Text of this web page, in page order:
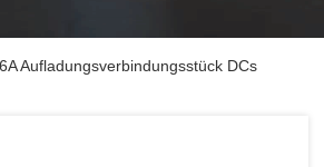
Aufladungsverbindungsstück DCs